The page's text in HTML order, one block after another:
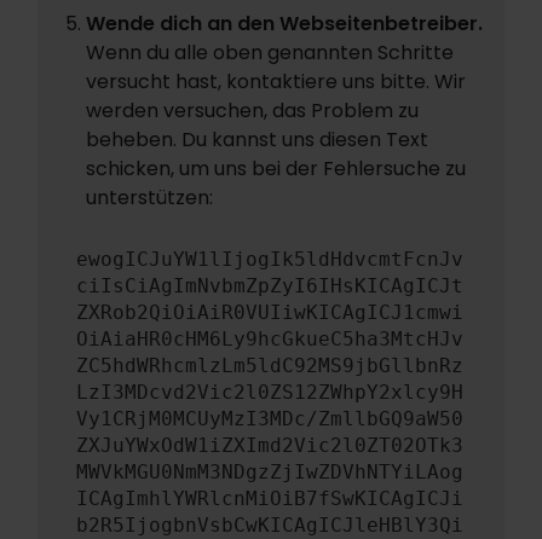
Wende dich an den Webseitenbetreiber.
Wenn du alle oben genannten Schritte
versucht hast, kontaktiere uns bitte. Wir
werden versuchen, das Problem zu
beheben. Du kannst uns diesen Text
schicken, um uns bei der Fehlersuche zu
unterstützen:
ewogICJuYW1lIjogIk5ldHdvcmtFcnJv
ciIsCiAgImNvbmZpZyI6IHsKICAgICJt
ZXRob2QiOiAiR0VUIiwKICAgICJ1cmwi
OiAiaHR0cHM6Ly9hcGkueC5ha3MtcHJv
ZC5hdWRhcmlzLm5ldC92MS9jbGllbnRz
LzI3MDcvd2Vic2l0ZS12ZWhpY2xlcy9H
Vy1CRjM0MCUyMzI3MDc/ZmllbGQ9aW50
ZXJuYWxOdW1iZXImd2Vic2l0ZT02OTk3
MWVkMGU0NmM3NDgzZjIwZDVhNTYiLAog
ICAgImhlYWRlcnMiOiB7fSwKICAgICJi
b2R5IjogbnVsbCwKICAgICJleHBlY3Qi